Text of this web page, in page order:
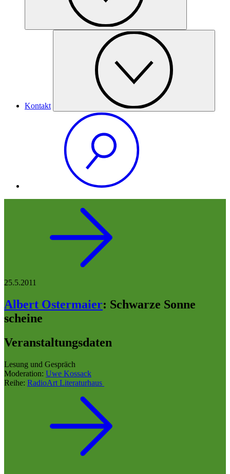
Kontakt
25.5.2011
Albert Ostermaier: Schwarze Sonne
scheine
Veranstaltungsdaten
Lesung und Gespräch
Moderation: Uwe Kossack
Reihe: RadioArt Literaturhaus